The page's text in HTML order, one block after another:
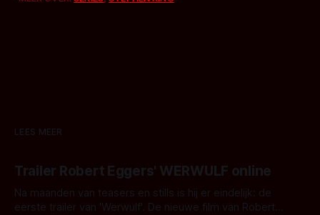
LEES MEER
Trailer Robert Eggers' WERWULF online
Na maanden van teasers en stills is hij er eindelijk: de
eerste trailer van 'Werwulf'. De nieuwe film van Robert